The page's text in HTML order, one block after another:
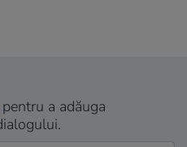
pentru a adăuga